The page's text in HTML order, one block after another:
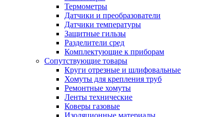
Термометры
Датчики и преобразователи
Датчики температуры
Защитные гильзы
Разделители сред
Комплектующие к приборам
Сопутствующие товары
Круги отрезные и шлифовальные
Хомуты для крепления труб
Ремонтные хомуты
Ленты технические
Коверы газовые
Изоляционные материалы